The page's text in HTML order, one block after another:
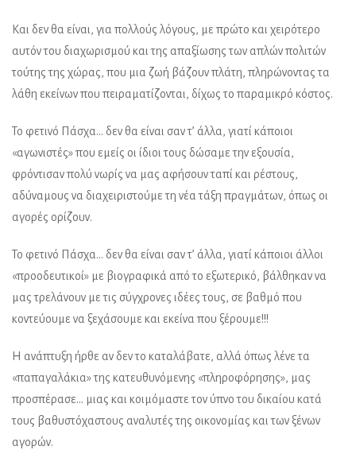
Και δεν θα είναι, για πολλούς λόγους, με πρώτο και χειρότερο
αυτόν του διαχωρισμού και της απαξίωσης των απλών πολιτών
τούτης της χώρας, που μια ζωή βάζουν πλάτη, πληρώνοντας τα
λάθη εκείνων που πειραματίζονται, δίχως το παραμικρό κόστος.
Το φετινό Πάσχα… δεν θα είναι σαν τ’ άλλα, γιατί κάποιοι
«αγωνιστές» που εμείς οι ίδιοι τους δώσαμε την εξουσία,
φρόντισαν πολύ νωρίς να μας αφήσουν ταπί και ρέστους,
αδύναμους να διαχειριστούμε τη νέα τάξη πραγμάτων, όπως οι
αγορές ορίζουν.
Το φετινό Πάσχα… δεν θα είναι σαν τ’ άλλα, γιατί κάποιοι άλλοι
«προοδευτικοί» με βιογραφικά από το εξωτερικό, βάλθηκαν να
μας τρελάνουν με τις σύγχρονες ιδέες τους, σε βαθμό που
κοντεύουμε να ξεχάσουμε και εκείνα που ξέρουμε!!!
Η ανάπτυξη ήρθε αν δεν το καταλάβατε, αλλά όπως λένε τα
«παπαγαλάκια» της κατευθυνόμενης «πληροφόρησης», μας
προσπέρασε… μιας και κοιμόμαστε τον ύπνο του δικαίου κατά
τους βαθυστόχαστους αναλυτές της οικονομίας και των ξένων
αγορών.